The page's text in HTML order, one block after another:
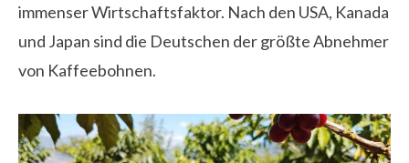
immenser Wirtschaftsfaktor. Nach den USA, Kanada
und Japan sind die Deutschen der größte Abnehmer
von Kaffeebohnen.